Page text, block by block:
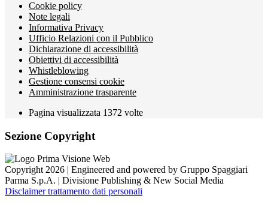
Cookie policy
Note legali
Informativa Privacy
Ufficio Relazioni con il Pubblico
Dichiarazione di accessibilità
Obiettivi di accessibilità
Whistleblowing
Gestione consensi cookie
Amministrazione trasparente
Pagina visualizzata 1372 volte
Sezione Copyright
Copyright 2026 | Engineered and powered by Gruppo Spaggiari
Parma S.p.A. | Divisione Publishing & New Social Media
Disclaimer trattamento dati personali